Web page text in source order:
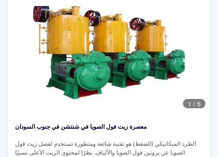
1 / 5
معصرة زيت فول الصويا في شنتشن في جنوب السودان
الطرد الميكانيكي (الضغط) هو تقنية شائعة ومتطورة تستخدم لفصل زيت فول
الصويا عن بروتين فول الصويا والألياف. نظرًا لمحتوى الزيت الأعلى نسبيًا